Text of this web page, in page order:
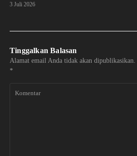
3 Juli 2026
Tinggalkan Balasan
Alamat email Anda tidak akan dipublikasikan.
*